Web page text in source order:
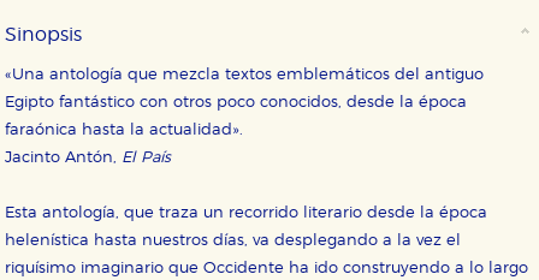
Sinopsis
«Una antología que mezcla textos emblemáticos del antiguo
Egipto fantástico con otros poco conocidos, desde la época
faraónica hasta la actualidad».
Jacinto Antón, El País
Esta antología, que traza un recorrido literario desde la época
helenística hasta nuestros días, va desplegando a la vez el
riquísimo imaginario que Occidente ha ido construyendo a lo largo